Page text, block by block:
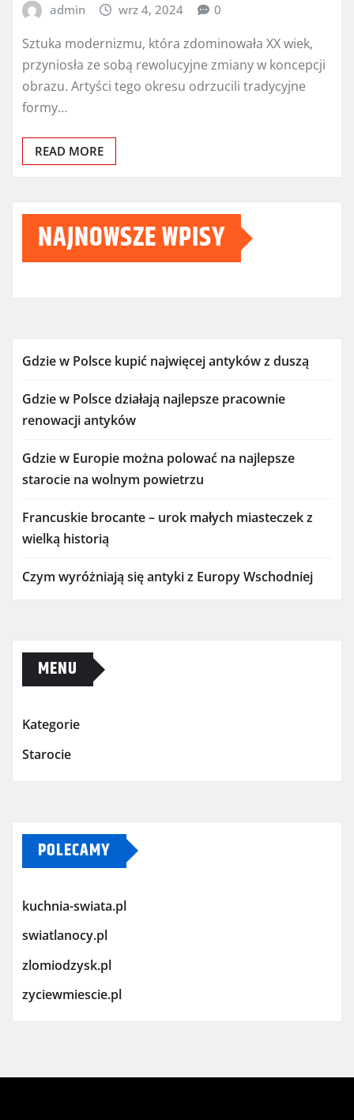
admin wrz 4, 2024 0
Sztuka modernizmu, która zdominowała XX wiek,
przyniosła ze sobą rewolucyjne zmiany w koncepcji
obrazu. Artyści tego okresu odrzucili tradycyjne
formy…
READ MORE
NAJNOWSZE WPISY
Gdzie w Polsce kupić najwięcej antyków z duszą
Gdzie w Polsce działają najlepsze pracownie
renowacji antyków
Gdzie w Europie można polować na najlepsze
starocie na wolnym powietrzu
Francuskie brocante – urok małych miasteczek z
wielką historią
Czym wyróżniają się antyki z Europy Wschodniej
MENU
Kategorie
Starocie
POLECAMY
kuchnia-swiata.pl
swiatlanocy.pl
zlomiodzysk.pl
zyciewmiescie.pl